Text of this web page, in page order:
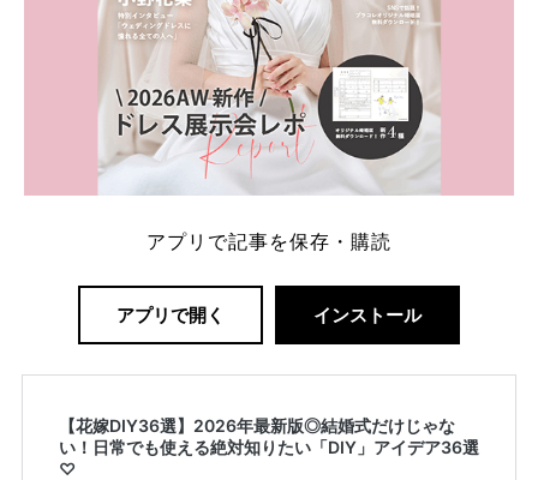
アプリで記事を保存・購読
アプリで開く インストール
【花嫁DIY36選】2026年最新版◎結婚式だけじゃな
い！日常でも使える絶対知りたい「DIY」アイデア36選
♡